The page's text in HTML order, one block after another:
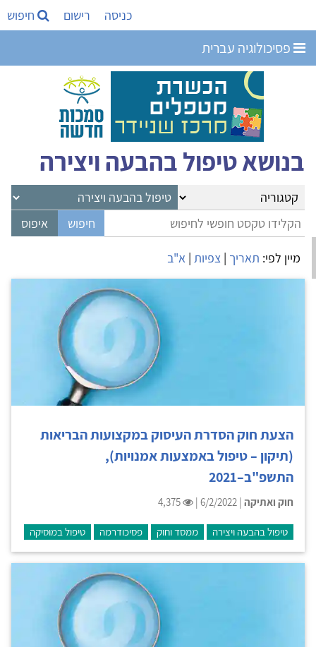
כניסה רישום חיפוש
פסיכולוגיה עברית
בנושא טיפול בהבעה ויצירה
מיין לפי: תאריך | צפיות | א"ב
הצעת חוק הסדרת העיסוק במקצועות הבריאות
(תיקון – טיפול באמצעות אמנויות),
התשפ"ב–2021
חוק ואתיקה
טיפול בהבעה ויצירה ממסד וחוק פסיכודרמה טיפול במוסיקה